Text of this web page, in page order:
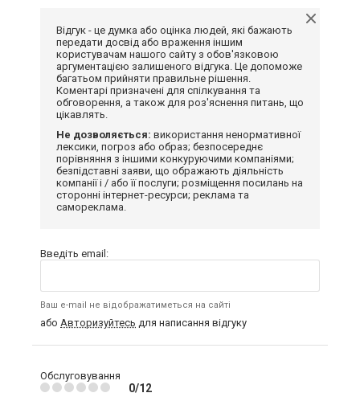
Відгук - це думка або оцінка людей, які бажають
передати досвід або враження іншим
користувачам нашого сайту з обов'язковою
аргументацією залишеного відгука. Це допоможе
багатьом прийняти правильне рішення.
Коментарі призначені для спілкування та
обговорення, а також для роз'яснення питань, що
цікавлять.
Не дозволяється: використання ненормативної
лексики, погроз або образ; безпосереднє
порівняння з іншими конкуруючими компаніями;
безпідставні заяви, що ображають діяльність
компанії і / або її послуги; розміщення посилань на
сторонні інтернет-ресурси; реклама та
самореклама.
Введіть email:
Ваш e-mail не відображатиметься на сайті
або Авторизуйтесь для написання відгуку
Обслуговування
0/12